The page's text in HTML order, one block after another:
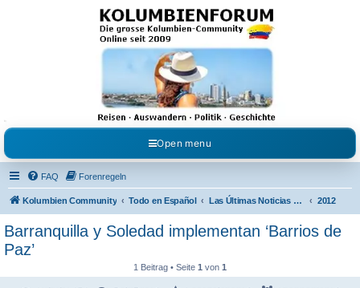
Kolumbienforum - Das
grosse Forum der
Freunde Kolumbiens
Reisen, Auswandern, Kultur, Politik, Geschichte und Visum in Kolumbien und Venezuela.
Austausch, Erfahrungen und Gemeinschaft im Kolumbienforum
Open menu
FAQ Forenregeln
Kolumbien Community Todo en Español Las Últimas Noticias en Español 2012
Barranquilla y Soledad implementan ‘Barrios de
Paz’
1 Beitrag • Seite 1 von 1